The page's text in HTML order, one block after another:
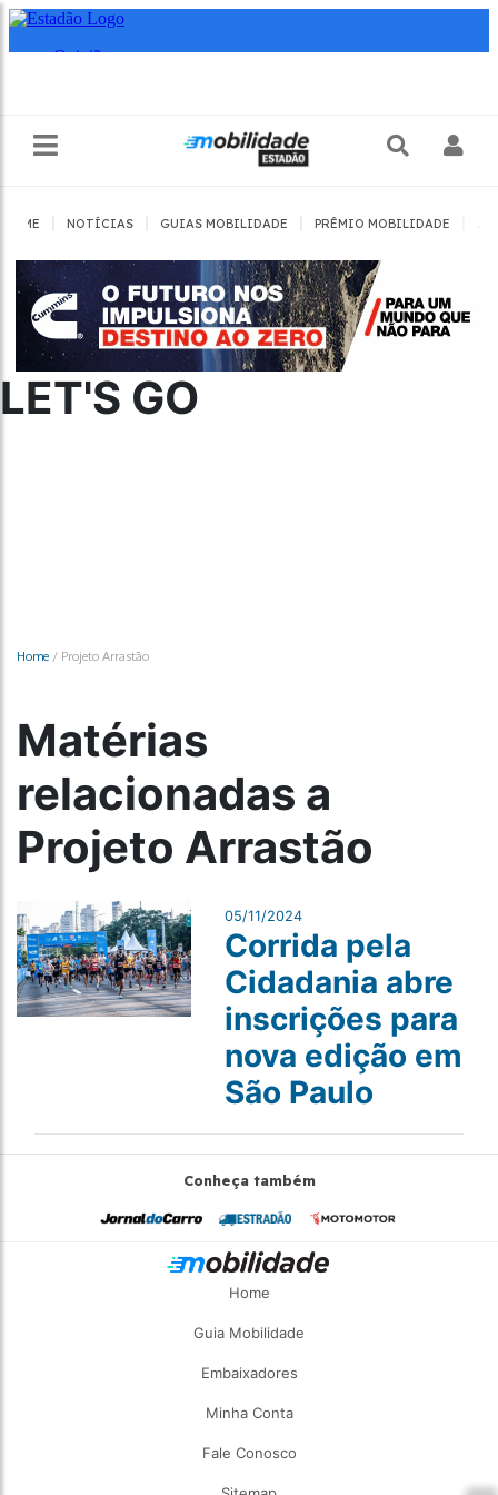
HOME NOTÍCIAS GUIAS MOBILIDADE PRÊMIO MOBILIDADE
LET'S GO
Home / Projeto Arrastão
Matérias
relacionadas a
Projeto Arrastão
05/11/2024
Corrida pela
Cidadania abre
inscrições para
nova edição em
São Paulo
Conheça também
Home
Guia Mobilidade
Embaixadores
Minha Conta
Fale Conosco